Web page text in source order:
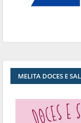
MELITA DOCES E